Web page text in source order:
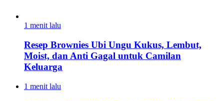
1 menit lalu
Resep Brownies Ubi Ungu Kukus, Lembut,
Moist, dan Anti Gagal untuk Camilan
Keluarga
1 menit lalu